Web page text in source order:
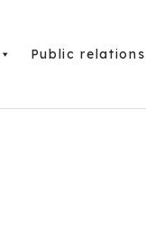
Public relations